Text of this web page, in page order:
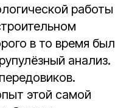
работы
в то время был
анализ.
этой самой